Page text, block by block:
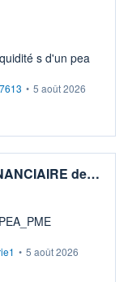
s d'un pea
• 5 août 2026
de…
PEA_PME
• 5 août 2026